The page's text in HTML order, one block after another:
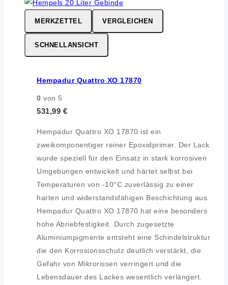
MERKZETTEL VERGLEICHEN
SCHNELLANSICHT
Hempadur Quattro XO 17870
0 von 5
531,99 €
Hempadur Quattro XO 17870 ist ein
zweikomponentiger reiner Epoxidprimer. Der Lack
wurde speziell für den Einsatz in stark korrosiven
Umgebungen entwickelt und härtet selbst bei
Temperaturen von -10°C zuverlässig zu einer
harten und widerstandsfähigen Beschichtung aus.
Hempadur Quattro XO 17870 hat eine besonders
hohe Abriebfestigkeit. Durch zugesetzte
Aluminiumpigmente entsteht eine Schindelstruktur
die den Korrosionsschutz deutlich verstärkt, die
Gefahr von Mikrorissen verringert und die
Lebensdauer des Lackes wesentlich verlängert.